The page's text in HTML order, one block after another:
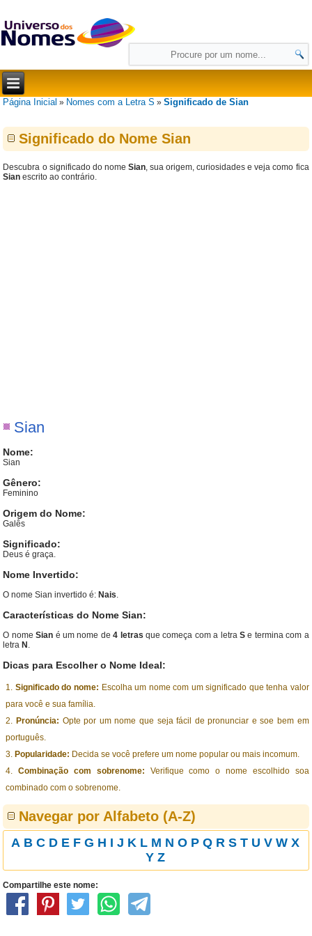
Página Inicial » Nomes com a Letra S »Significado de Sian
Significado do Nome Sian
Descubra o significado do nome Sian, sua origem, curiosidades e veja como fica
Sian escrito ao contrário.
Sian
Nome:
Sian
Gênero:
Feminino
Origem do Nome:
Galês
Significado:
Deus é graça.
Nome Invertido:
O nome Sian invertido é: Nais.
Características do Nome Sian:
O nomeSian é um nome de4 letras que começa com a letra S e termina com a
letra N .
Dicas para Escolher o Nome Ideal:
Significado do nome: Escolha um nome com um significado que tenha valor
para você e sua família.
Pronúncia: Opte por um nome que seja fácil de pronunciar e soe bem em
português.
Popularidade: Decida se você prefere um nome popular ou mais incomum.
Combinação com sobrenome: Verifique como o nome escolhido soa
combinado com o sobrenome.
Navegar por Alfabeto (A-Z)
A B C D E F G H I J K L M N O P Q R S T U V W X
Y Z
Compartilhe este nome: